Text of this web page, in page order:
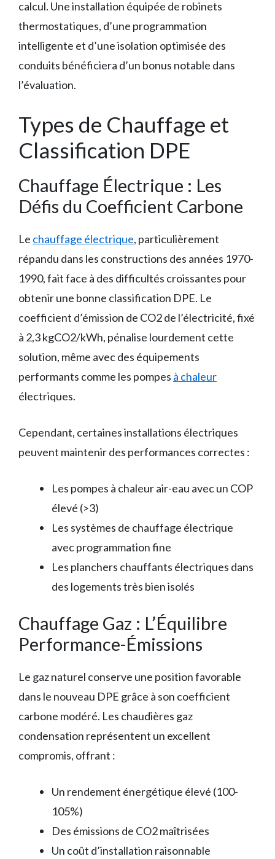
calcul. Une installation équipée de robinets
thermostatiques, d’une programmation
intelligente et d’une isolation optimisée des
conduits bénéficiera d’un bonus notable dans
l’évaluation.
Types de Chauffage et
Classification DPE
Chauffage Électrique : Les
Défis du Coefficient Carbone
Le chauffage électrique, particulièrement
répandu dans les constructions des années 1970-
1990, fait face à des difficultés croissantes pour
obtenir une bonne classification DPE. Le
coefficient d’émission de CO2 de l’électricité, fixé
à 2,3 kgCO2/kWh, pénalise lourdement cette
solution, même avec des équipements
performants comme les pompes à chaleur
électriques.
Cependant, certaines installations électriques
peuvent maintenir des performances correctes :
Les pompes à chaleur air-eau avec un COP
élevé (>3)
Les systèmes de chauffage électrique
avec programmation fine
Les planchers chauffants électriques dans
des logements très bien isolés
Chauffage Gaz : L’Équilibre
Performance-Émissions
Le gaz naturel conserve une position favorable
dans le nouveau DPE grâce à son coefficient
carbone modéré. Les chaudières gaz
condensation représentent un excellent
compromis, offrant :
Un rendement énergétique élevé (100-
105%)
Des émissions de CO2 maîtrisées
Un coût d’installation raisonnable